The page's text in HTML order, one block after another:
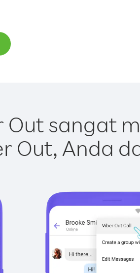
Out sangat
Out, Anda